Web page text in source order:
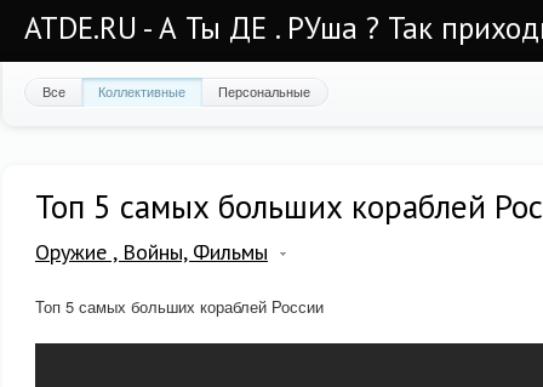
ATDE.RU - А Ты ДЕ . РУша ? Так
Все Коллективные Персональные
Топ 5 самых больших кораблей
Оружие , Войны, Фильмы
Топ 5 самых больших кораблей России